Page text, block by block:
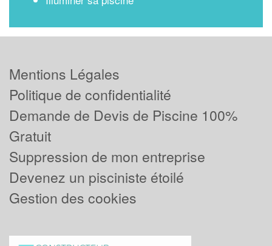
Mentions Légales
Politique de confidentialité
Demande de Devis de Piscine 100%
Gratuit
Suppression de mon entreprise
Devenez un pisciniste étoilé
Gestion des cookies